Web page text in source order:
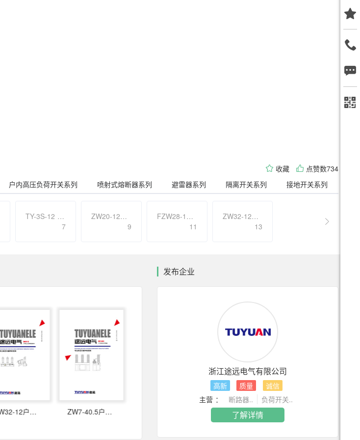
收藏
点赞数734
户内高压负荷开关系列 喷射式熔断器系列 避雷器系列 隔离开关系列 接地开关系列
TY-3S-12 户外高压快速永磁真空断路器
7
ZW20-12F 户外高压智能分界真空断路器
9
FZW28-12F 户外分界真空负荷开关
11
ZW32-12F 户外高压智能分界真空断路器 ( 看门狗 )
13
ZW32-12户外柱上真空断路器开关 ZW7-40.5户外高压真空断路器 ZN63A(VS1)-12 户内高压真空断路器
发布企业
浙江途远电气有限公司
高新 质量
诚信
主营 ：
断路器.. 负荷开关..
了解详情